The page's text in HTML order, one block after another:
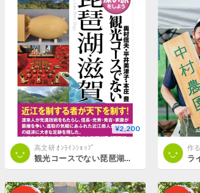
¥2,200
高文研 ｵﾝﾗｲﾝｼｮｯﾌﾟ
観光コースでない琵琶湖・滋賀